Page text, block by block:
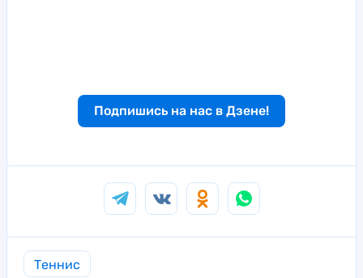
Подпишись на нас в Дзене!
Теннис